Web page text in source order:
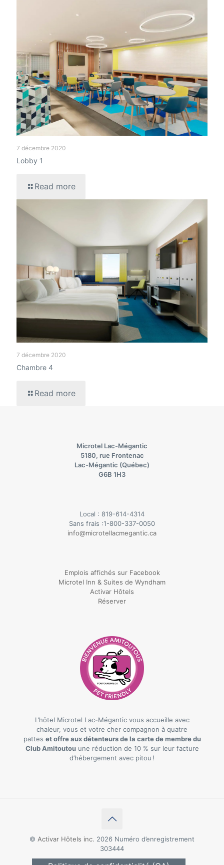
7 décembre 2020
Lobby 1
Read more
7 décembre 2020
Chambre 4
Read more
Microtel Lac-Mégantic
5180, rue Frontenac
Lac-Mégantic (Québec)
G6B 1H3
Local : 819-614-4314
Sans frais :1-800-337-0050
info@microtellacmegantic.ca
Emplois affichés sur Facebook
Microtel Inn & Suites de Wyndham
Activar Hôtels
Réserver
L’hôtel Microtel Lac-Mégantic vous accueille avec
chaleur, vous et votre cher compagnon à quatre
pattes et offre aux détenteurs de la carte de membre du
Club Amitoutouune réduction de 10 % sur leur facture
d’hébergement avec pitou !
© Activar Hôtels inc. 2026 Numéro d’enregistrement
303444